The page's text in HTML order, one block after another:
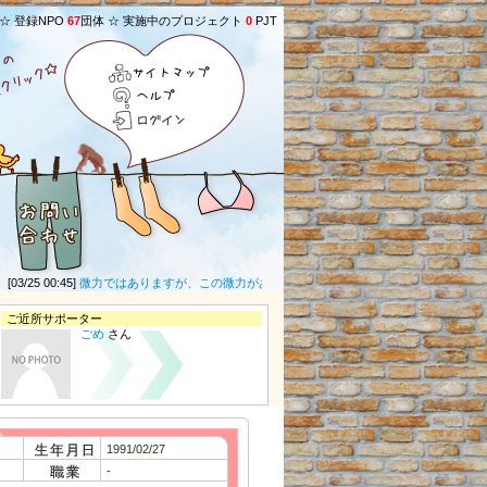
登録NPO 67団体 ☆ 実施中のプロジェクト 0 PJT
サイトマップ
ヘルプ
ログイン
25 00:45]微力ではありますが、この微力があなた方への救いになることを願います。
ご近所サポーター
ごめ さん
1991/02/27
-